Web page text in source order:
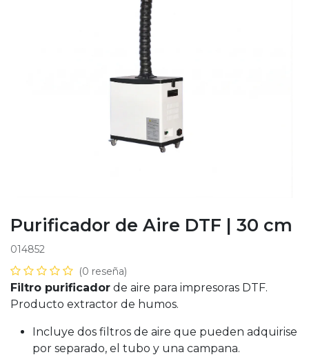
Purificador de Aire DTF | 30 cm
014852
(0 reseña)
Filtro purificador de aire para impresoras DTF.
Producto extractor de humos.
Incluye dos filtros de aire que pueden adquirise
por separado, el tubo y una campana.